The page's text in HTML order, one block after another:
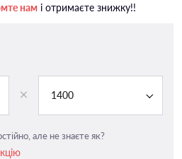
нам і отримаєте знижку!!
1400
але не знаєте як?